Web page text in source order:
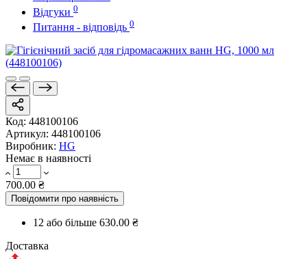
Відгуки 0
Питання - відповідь 0
Код: 448100106
Артикул: 448100106
Виробник: HG
Немає в наявності
700.00 ₴
Повідомити про наявність
12 або більше 630.00 ₴
Доставка